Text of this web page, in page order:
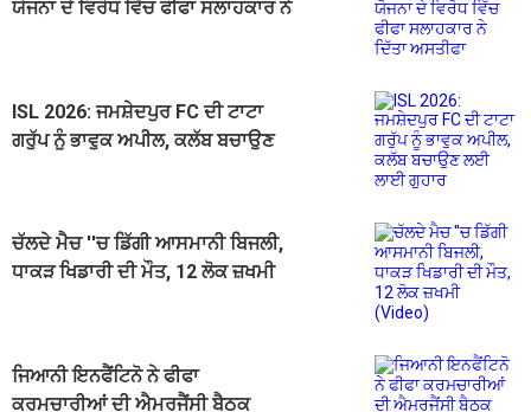
ਯੋਜਨਾ ਦੇ ਵਿਰੋਧ ਵਿੱਚ ਫੀਫਾ ਸਲਾਹਕਾਰ ਨੇ
ISL 2026: ਜਮਸ਼ੇਦਪੁਰ FC ਦੀ ਟਾਟਾ
ਗਰੁੱਪ ਨੂੰ ਭਾਵੁਕ ਅਪੀਲ, ਕਲੱਬ ਬਚਾਉਣ
ਚੱਲਦੇ ਮੈਚ ''ਚ ਡਿੱਗੀ ਆਸਮਾਨੀ ਬਿਜਲੀ,
ਧਾਕੜ ਖਿਡਾਰੀ ਦੀ ਮੌਤ, 12 ਲੋਕ ਜ਼ਖਮੀ
ਜਿਆਨੀ ਇਨਫੈਂਟਿਨੋ ਨੇ ਫੀਫਾ
ਕਰਮਚਾਰੀਆਂ ਦੀ ਐਮਰਜੈਂਸੀ ਬੈਠਕ